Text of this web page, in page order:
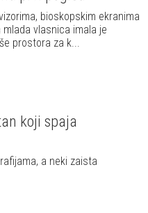
bioskopskim ekranima
vlasnica imala je
prostora za k...
koji spaja
a neki zaista